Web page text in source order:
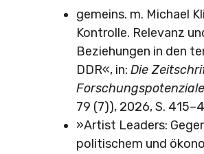
gemeins. m. Michael
Kontrolle. Relevanz
Beziehungen in den
DDR«, in: Die
79 (7)), 2026, S.
»Artist Leaders:
politischem und